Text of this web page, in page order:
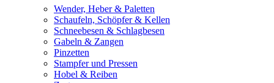
Wender, Heber & Paletten
Schaufeln, Schöpfer & Kellen
Schneebesen & Schlagbesen
Gabeln & Zangen
Pinzetten
Stampfer und Pressen
Hobel & Reiben